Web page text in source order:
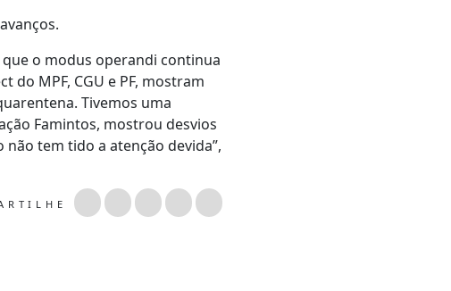
que o modus operandi continua
MPF, CGU e PF, mostram
Tivemos uma
Famintos, mostrou desvios
tem tido a atenção devida”,